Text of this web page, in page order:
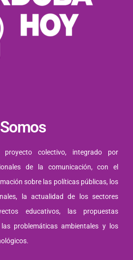
Somos
colectivo, integrado por
de la comunicación, con el
sobre las políticas públicas, los
la actualidad de los sectores
educativos, las propuestas
problemáticas ambientales y los